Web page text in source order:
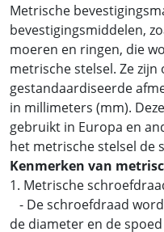
Metrische
bevestigingsmiddelen,
moeren en ringen, die
metrische stelsel. Ze
gestandaardiseerde
in millimeters (mm).
gebruikt in Europa en
het metrische stelsel de
Kenmerken van
1. Metrische
- De schroefdraad
de diameter en de